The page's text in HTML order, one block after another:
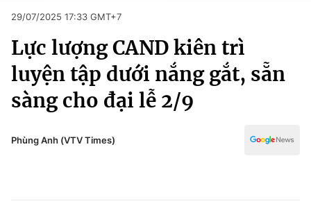
Chuyên mục
Chính trị
Xã hội
Pháp luật
Kinh tế
Thể thao
Truyền hình
Văn hóa - Giải trí
29/07/2025 17:33 GMT+7
Lực lượng CAND kiên trì
luyện tập dưới nắng gắt, sẵn
sàng cho đại lễ 2/9
Phùng Anh (VTV Times)